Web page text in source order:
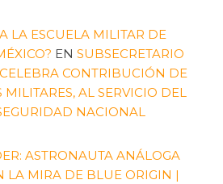
LA ESCUELA MILITAR DE
EN SUBSECRETARIO
CONTRIBUCIÓN DE
MILITARES, AL SERVICIO DEL
NACIONAL
ASTRONAUTA ANÁLOGA
LA MIRA DE BLUE ORIGIN |